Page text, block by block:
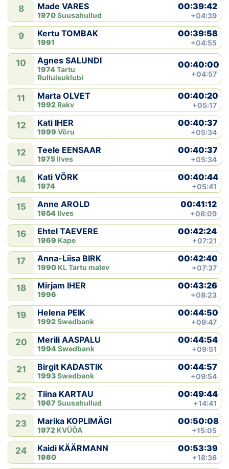
8 Made VARES
1970Suusahullud
00:39:42
+04:39
9 Kertu TOMBAK
1991
00:39:58
+04:55
10 Agnes SALUNDI
1974Tartu
Rulluisuklubi
00:40:00
+04:57
11 Marta OLVET
1992 Rakv
00:40:20
+05:17
12 Kati IHER
1999 Võru
00:40:37
+05:34
12 Teele EENSAAR
1975 Ilves
00:40:37
+05:34
14 Kati VÕRK
1974
00:40:44
+05:41
15 Anne AROLD
1954 Ilves
00:41:12
+06:09
16 Ehtel TAEVERE
1969 Kape
00:42:24
+07:21
17 Anna-Liisa BIRK
1990 KL Tartu malev
00:42:40
+07:37
18 Mirjam IHER
1996
00:43:26
+08:23
19 Helena PEIK
1992Swedbank
00:44:50
+09:47
20 Merili AASPALU
1994Swedbank
00:44:54
+09:51
21 Birgit KADASTIK
1993Swedbank
00:44:57
+09:54
22 Tiina KARTAU
1967 Suusahullud
00:49:44
+14:41
23 Marika KOPLIMÄGI
1972 KVÜÕA
00:50:08
+15:05
24 Kaidi KÄÄRMANN
1980
00:53:39
+18:36